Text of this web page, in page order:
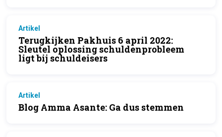
Artikel
Terugkijken Pakhuis 6 april 2022:
Sleutel oplossing schuldenprobleem
ligt bij schuldeisers
Artikel
Blog Amma Asante: Ga dus stemmen